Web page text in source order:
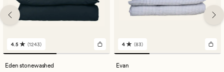
1243
omdömen
med
4.5 (1243)
Eden stonewashed
83
omdömen
med
4 (83)
Evan